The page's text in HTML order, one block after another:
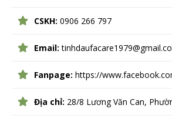
CSKH: 0906 266 797
Email:
Fanpage: https://
Địa chỉ: 28/8 Lương Văn Can,